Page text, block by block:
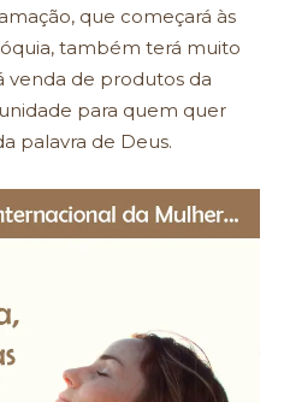
que começará às
também terá muito
venda de produtos da
para quem quer
palavra de Deus.